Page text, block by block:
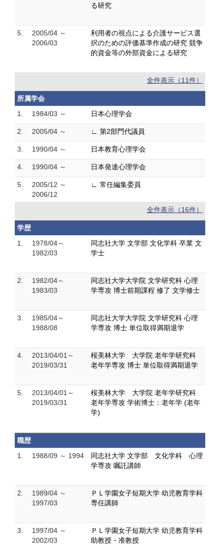
る研究
5.
2005/04 ～
2006/03
利用者の視点による介護サービス選
択のための評価基準作成の研究 競争
的資金等の外部資金による研究
全件表示（11件）
所属学会
1.
1984/03 ～ 日本心理学会
2. 2005/04 ～ ∟ 第2部門代議員
3. 1990/04 ～ 日本教育心理学会
4. 1990/04 ～ 日本発達心理学会
5.
2005/12 ～
2006/12
∟ 常任編集委員
全件表示（16件）
学歴
1.
1978/04～
1982/03
同志社大学 文学部 文化学科 卒業 文
学士
2.
1982/04～
1983/03
同志社大学大学院 文学研究科 心理
学専攻 博士前期課程 修了 文学修士
3.
1985/04～
1988/08
同志社大学大学院 文学研究科 心理
学専攻 博士 単位取得満期退学
4.
2013/04/01～
2019/03/31
桜美林大学 大学院 老年学研究科
老年学専攻 博士 単位取得満期退学
5.
2013/04/01～
2019/03/31
桜美林大学 大学院 老年学研究科
老年学専攻 学術博士：老年学 (老年
学)
職歴
1.
1988/09 ～ 1994
同志社大学 文学部 文化学科 心理
学専攻 嘱託講師
2.
1989/04 ～
1997/03
ＰＬ学園女子短期大学 幼児教育学科
専任講師
3.
1997/04 ～
2002/03
ＰＬ学園女子短期大学 幼児教育学科
助教授・准教授